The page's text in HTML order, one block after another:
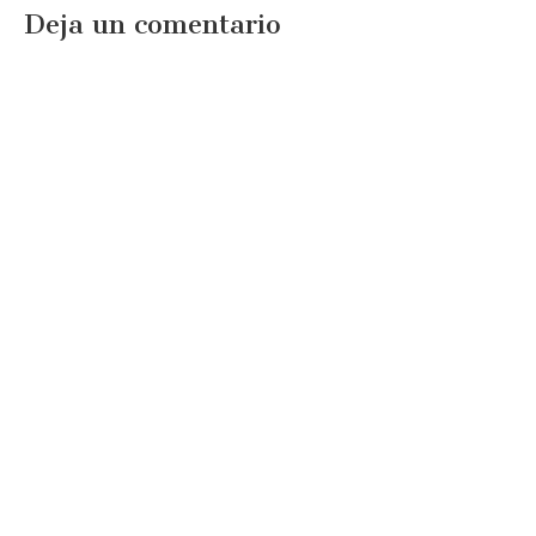
Deja un comentario